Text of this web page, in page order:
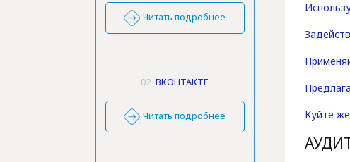
Читать подробнее
02 ВКОНТАКТЕ
Читать подробнее
Куйте